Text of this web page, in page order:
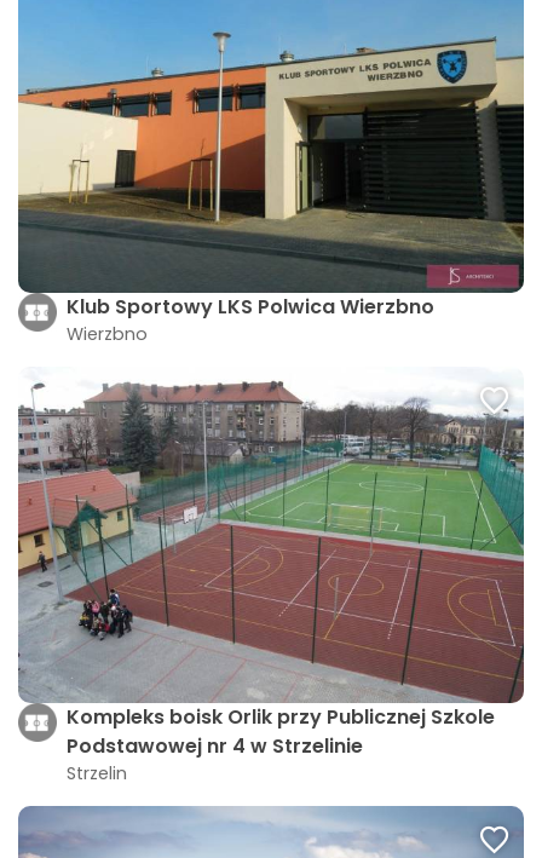
Klub Sportowy LKS Polwica Wierzbno
Wierzbno
Kompleks boisk Orlik przy Publicznej Szkole
Podstawowej nr 4 w Strzelinie
Strzelin